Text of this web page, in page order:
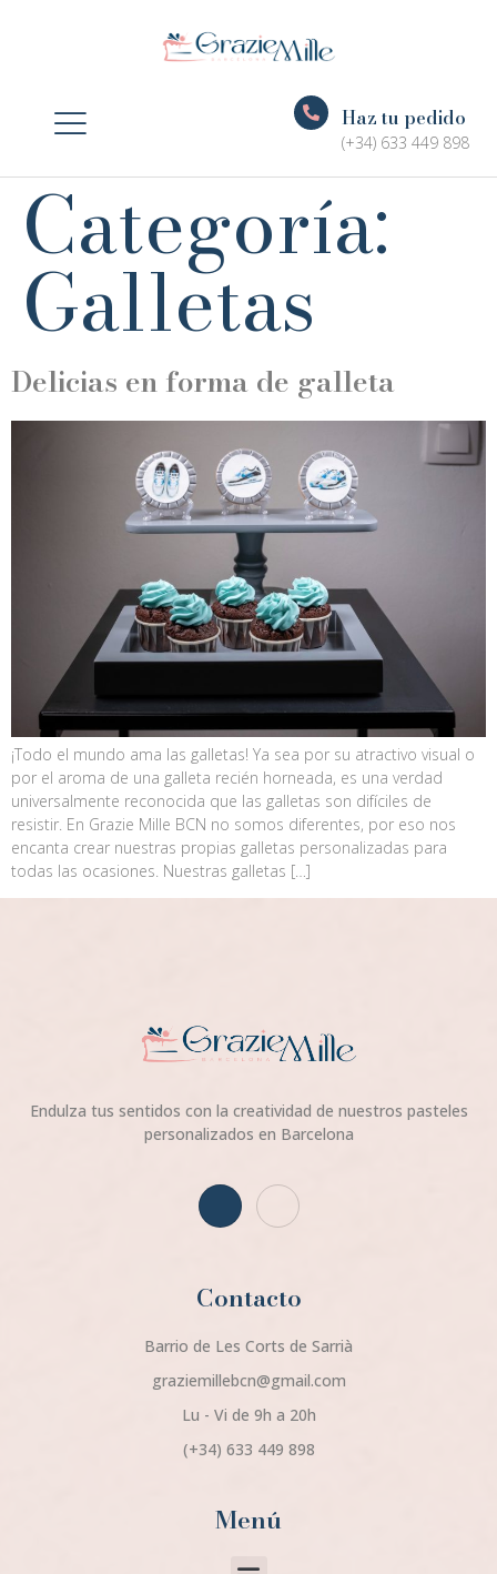
Haz tu pedido
(+34) 633 449 898
Categoría:
Galletas
Delicias en forma de galleta
¡Todo el mundo ama las galletas! Ya sea por su atractivo visual o
por el aroma de una galleta recién horneada, es una verdad
universalmente reconocida que las galletas son difíciles de
resistir. En Grazie Mille BCN no somos diferentes, por eso nos
encanta crear nuestras propias galletas personalizadas para
todas las ocasiones. Nuestras galletas […]
Endulza tus sentidos con la creatividad de nuestros pasteles
personalizados en Barcelona
Contacto
Barrio de Les Corts de Sarrià
graziemillebcn@gmail.com
Lu - Vi de 9h a 20h
(+34) 633 449 898
Menú